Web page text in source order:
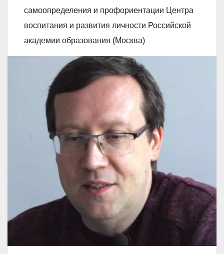
самоопределения и профориентации Центра
воспитания и развития личности Российской
академии образования (Москва)